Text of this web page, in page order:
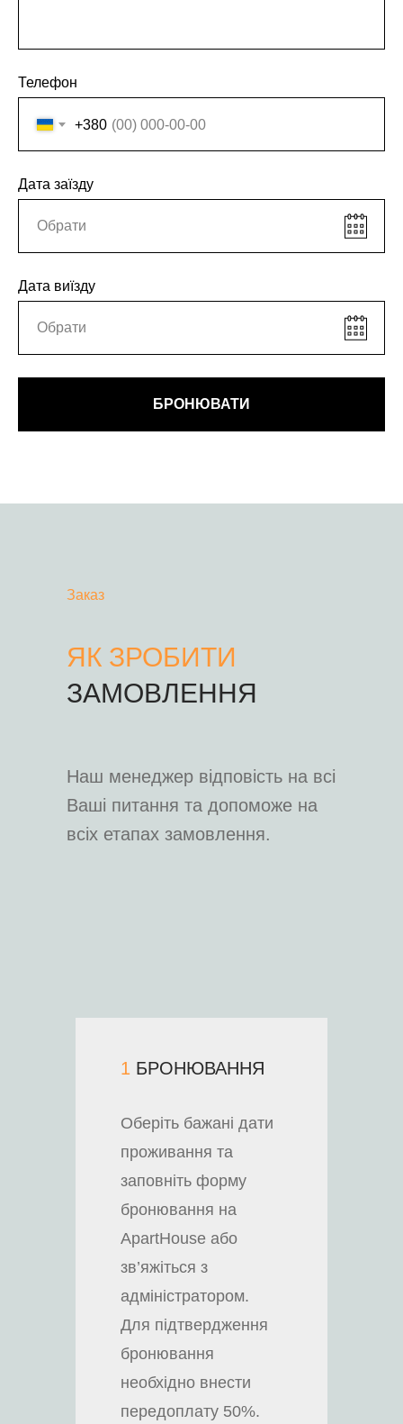
Телефон
+380
Дата заїзду
Дата виїзду
БРОНЮВАТИ
ЯК ЗРОБИТИ
ЗАМОВЛЕННЯ
Заказ
1 БРОНЮВАННЯ
Оберіть бажані дати
проживання та
заповніть форму
бронювання на
ApartHouse або
зв’яжіться з
адміністратором.
Для підтвердження
бронювання
необхідно внести
передоплату 50%.
Наш менеджер відповість на всі
Ваші питання та допоможе на
всіх етапах замовлення.